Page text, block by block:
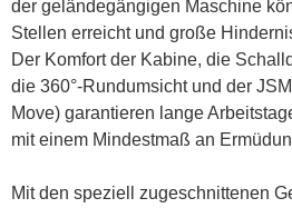
der geländegängigen Maschine
Stellen erreicht und große
Der Komfort der Kabine, die
die 360°-Rundumsicht und der
Move) garantieren lange
mit einem Mindestmaß an
Mit den speziell zugeschnittenen